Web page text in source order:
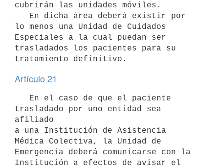
cubrirán las unidades móviles.
lo menos una Unidad de Cuidados
Especiales a la cual puedan ser
trasladados los pacientes para su
tratamiento definitivo.
Artículo 21
trasladado por uno entidad sea
afiliado
a una Institución de Asistencia
Médica Colectiva, la Unidad de
Emergencia deberá comunicarse con la
Institución a efectos de avisar el